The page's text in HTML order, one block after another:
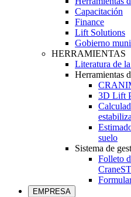
Capacitación
Finance
Lift Solutions
Gobierno
HERRAMIENTAS
Literatura de
Herramientas
3D Lift
suelo
Sistema de
Folleto
EMPRESA